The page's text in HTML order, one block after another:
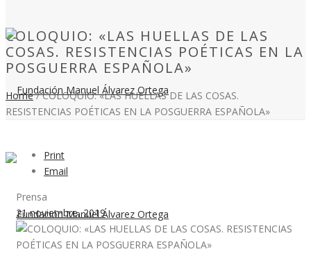
COLOQUIO: «LAS HUELLAS DE LAS
COSAS. RESISTENCIAS POÉTICAS EN LA
POSGUERRA ESPAÑOLA»
Home/COLOQUIO: «LAS HUELLAS DE LAS COSAS.
RESISTENCIAS POÉTICAS EN LA POSGUERRA ESPAÑOLA»
Print
Email
Prensa
21 noviembre, 2019